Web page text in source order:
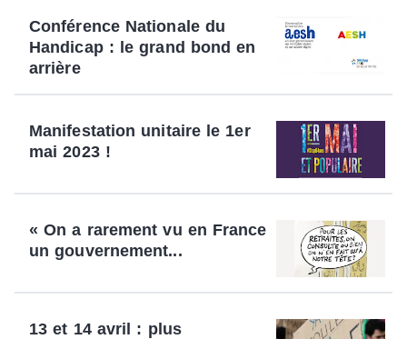
Conférence Nationale du
Handicap : le grand bond en
arrière
Manifestation unitaire le 1er
mai 2023 !
« On a rarement vu en France
un gouvernement...
13 et 14 avril : plus